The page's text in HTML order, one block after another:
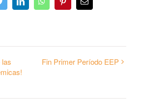
LinkedInWhatsAppPinterestEmail
Fin Primer Período EEP